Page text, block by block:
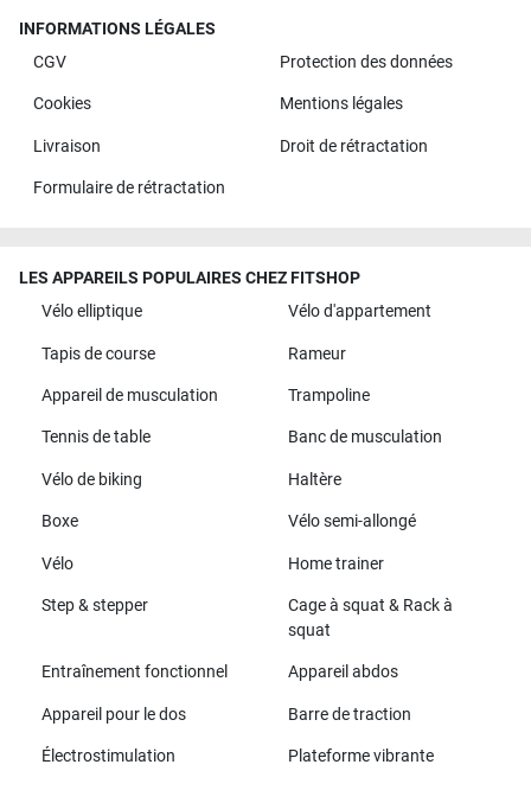
INFORMATIONS LÉGALES
CGV
Protection des données
Cookies Mentions légales
Livraison Droit de rétractation
Formulaire de rétractation
LES APPAREILS POPULAIRES CHEZ FITSHOP
Vélo elliptique
Vélo d'appartement
Tapis de course Rameur
Appareil de musculation Trampoline
Tennis de table Banc de musculation
Vélo de biking Haltère
Boxe Vélo semi-allongé
Vélo Home trainer
Step & stepper
Cage à squat & Rack à
squat
Entraînement fonctionnel Appareil abdos
Appareil pour le dos Barre de traction
Électrostimulation Plateforme vibrante